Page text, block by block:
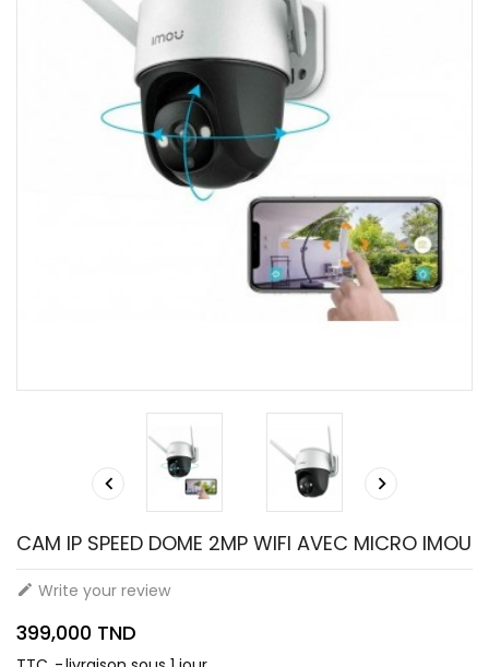
 
CAM IP SPEED DOME 2MP WIFI AVEC MICRO IMOU
 Write your review
399,000 TND